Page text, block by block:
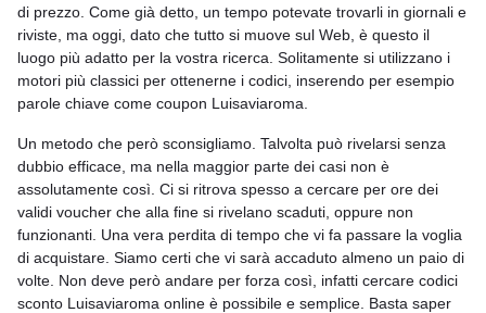
di prezzo. Come già detto, un tempo potevate trovarli in giornali e
riviste, ma oggi, dato che tutto si muove sul Web, è questo il
luogo più adatto per la vostra ricerca. Solitamente si utilizzano i
motori più classici per ottenerne i codici, inserendo per esempio
parole chiave come coupon Luisaviaroma.
Un metodo che però sconsigliamo. Talvolta può rivelarsi senza
dubbio efficace, ma nella maggior parte dei casi non è
assolutamente così. Ci si ritrova spesso a cercare per ore dei
validi voucher che alla fine si rivelano scaduti, oppure non
funzionanti. Una vera perdita di tempo che vi fa passare la voglia
di acquistare. Siamo certi che vi sarà accaduto almeno un paio di
volte. Non deve però andare per forza così, infatti cercare codici
sconto Luisaviaroma online è possibile e semplice. Basta saper